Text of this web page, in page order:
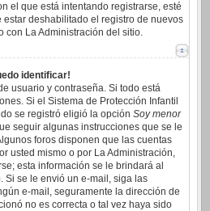
el que está intentando registrarse, esté
deshabilitado el registro de nuevos
con La Administración del sitio.
identificar!
usuario y contraseña. Si todo está
Si el Sistema de Protección Infantil
se registró eligió la opción Soy menor
seguir algunas instrucciones que se le
foros disponen que las cuentas
usted mismo o por La Administración,
esta información se le brindará al
Si se le envió un e-mail, siga las
e-mail, seguramente la dirección de
no es correcta o tal vez haya sido